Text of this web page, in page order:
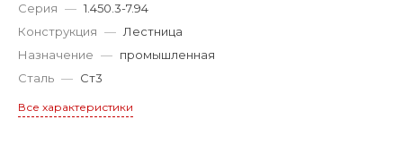
Серия — 1.450.3-7.94
Конструкция — Лестница
Назначение — промышленная
Сталь — Ст3
Все характеристики